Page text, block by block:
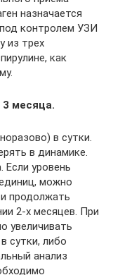
назначается
контролем УЗИ
из трех
как
месяца.
в сутки.
в динамике.
Если уровень
можно
продолжать
2-х месяцев. При
увеличивать
сутки, либо
анализ